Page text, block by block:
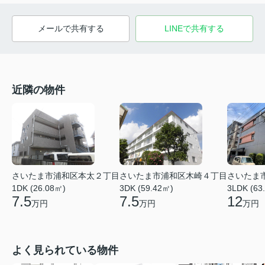
メールで共有する LINEで共有する
近隣の物件
さいたま市浦和区本太２丁目
1DK (26.08㎡)
7.5万円
さいたま市浦和区木崎４丁目
3DK (59.42㎡)
7.5万円
さいたま
3LDK
12万円
よく見られている物件